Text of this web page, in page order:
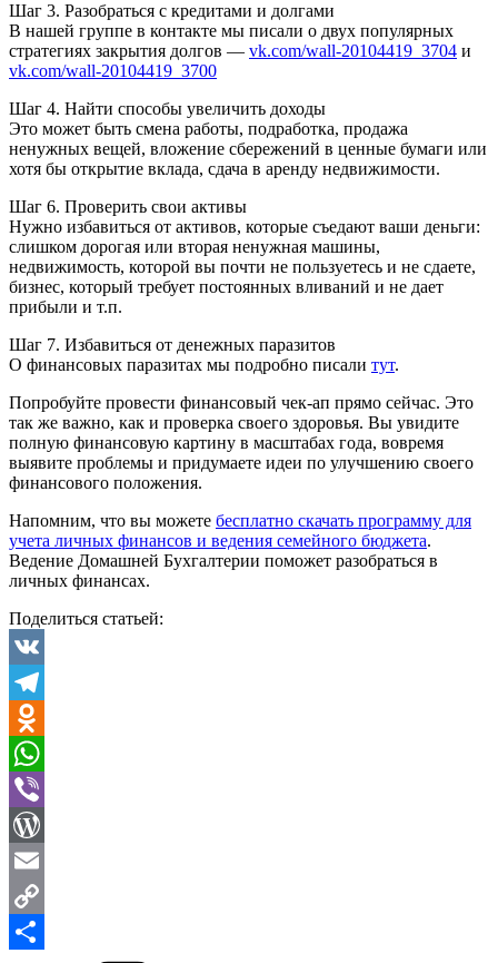
Шаг 3. Разобраться с кредитами и долгами
В нашей группе в контакте мы писали о двух популярных
стратегиях закрытия долгов — vk.com/wall-20104419_3704 и
vk.com/wall-20104419_3700
Шаг 4. Найти способы увеличить доходы
Это может быть смена работы, подработка, продажа
ненужных вещей, вложение сбережений в ценные бумаги или
хотя бы открытие вклада, сдача в аренду недвижимости.
Шаг 6. Проверить свои активы
Нужно избавиться от активов, которые съедают ваши деньги:
слишком дорогая или вторая ненужная машины,
недвижимость, которой вы почти не пользуетесь и не сдаете,
бизнес, который требует постоянных вливаний и не дает
прибыли и т.п.
Шаг 7. Избавиться от денежных паразитов
О финансовых паразитах мы подробно писали тут.
Попробуйте провести финансовый чек-ап прямо сейчас. Это
так же важно, как и проверка своего здоровья. Вы увидите
полную финансовую картину в масштабах года, вовремя
выявите проблемы и придумаете идеи по улучшению своего
финансового положения.
Напомним, что вы можете бесплатно скачать программу для
учета личных финансов и ведения семейного бюджета.
Ведение Домашней Бухгалтерии поможет разобраться в
личных финансах.
Поделиться статьей:
VK
Telegram
Odnoklassniki
WhatsApp
Viber
WordPress
Email
Copy